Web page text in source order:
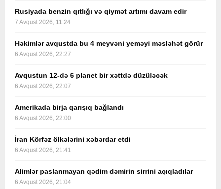
Rusiyada benzin qıtlığı və qiymət artımı davam edir
7 Avqust 2026, 11:24
Həkimlər avqustda bu 4 meyvəni yeməyi məsləhət görür
6 Avqust 2026, 22:27
Avqustun 12-də 6 planet bir xəttdə düzüləcək
6 Avqust 2026, 22:07
Amerikada birja qarışıq bağlandı
6 Avqust 2026, 22:00
İran Körfəz ölkələrini xəbərdar etdi
6 Avqust 2026, 21:41
Alimlər paslanmayan qədim dəmirin sirrini açıqladılar
6 Avqust 2026, 21:04